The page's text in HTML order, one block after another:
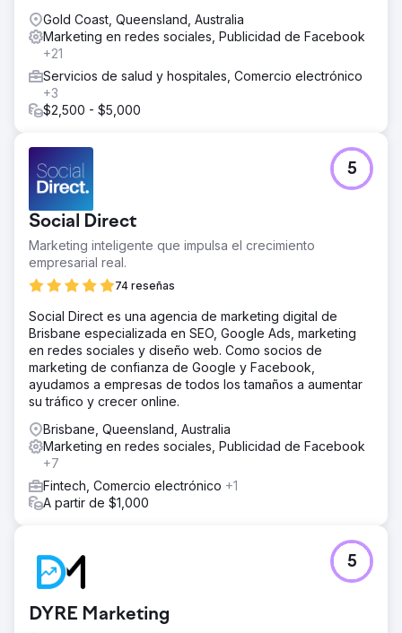
Gold Coast, Queensland, Australia
Marketing en redes sociales, Publicidad de Facebook
+21
Servicios de salud y hospitales, Comercio electrónico
+3
$2,500 - $5,000
Social Direct
Marketing inteligente que impulsa el crecimiento
empresarial real.
74 reseñas
5
Social Direct es una agencia de marketing digital de
Brisbane especializada en SEO, Google Ads, marketing
en redes sociales y diseño web. Como socios de
marketing de confianza de Google y Facebook,
ayudamos a empresas de todos los tamaños a aumentar
su tráfico y crecer online.
Brisbane, Queensland, Australia
Marketing en redes sociales, Publicidad de Facebook
+7
Fintech, Comercio electrónico +1
A partir de $1,000
DYRE Marketing
5